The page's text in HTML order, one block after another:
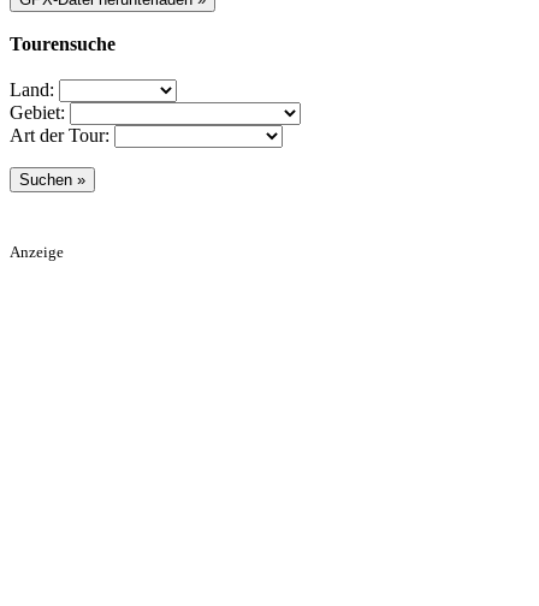
Tourensuche
Land:
Gebiet:
Art der Tour:
Anzeige